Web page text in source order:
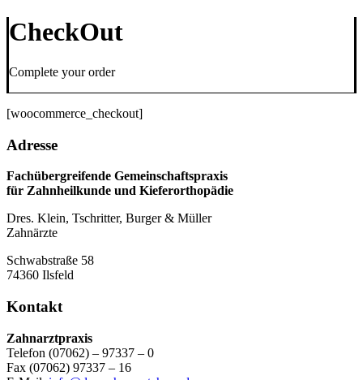
CheckOut
Complete your order
[woocommerce_checkout]
Adresse
Fachübergreifende Gemeinschaftspraxis
für Zahnheilkunde und Kieferorthopädie
Dres. Klein, Tschritter, Burger & Müller
Zahnärzte
Schwabstraße 58
74360 Ilsfeld
Kontakt
Zahnarztpraxis
Telefon (07062) – 97337 – 0
Fax (07062) 97337 – 16